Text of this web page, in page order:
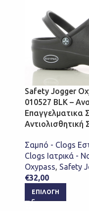
Safety Jogger
010527 BLK –
Επαγγελματικα
Αντιολισθητική
Σαμπό - Clogs
Clogs Ιατρικά -
Oxypass, Safety
€32,00
ΕΠΙΛΟΓΉ